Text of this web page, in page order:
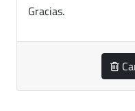
Gracias.